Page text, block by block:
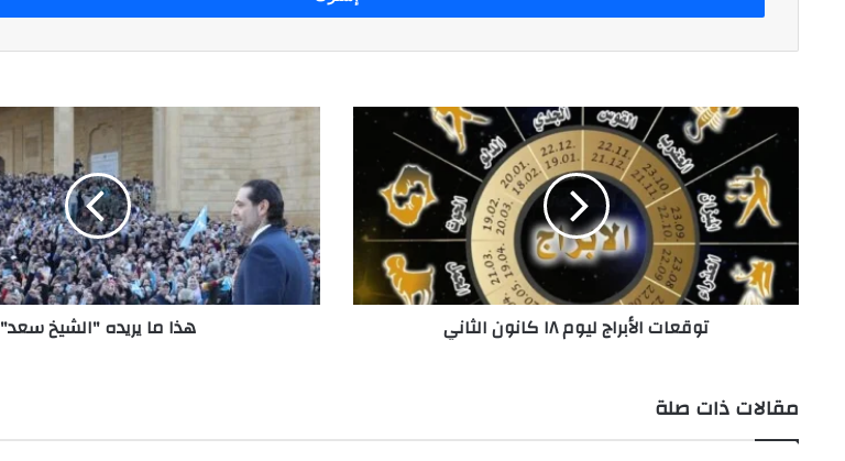
الأبراج
كانون
الثاني
توقعات الأبراج ليوم ١٨ كانون الثاني
"الشيخ
سعد"
هذا ما يريده "الشيخ سعد"
مقالات ذات صلة